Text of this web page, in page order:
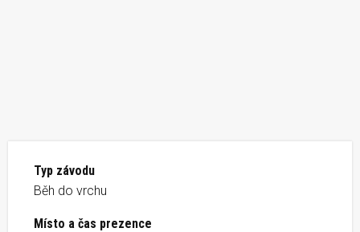
Typ závodu
Běh do vrchu
Místo a čas prezence